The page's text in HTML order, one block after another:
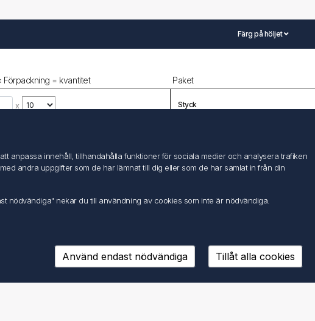
Färg på höljet
Förpackning = kvantitet Paket
x
Styck
per sida 1 - 1 från 1Produkter Sida 1 / 1
Följ oss
anpassa innehåll, tillhandahålla funktioner för sociala medier och analysera trafiken
andra uppgifter som de har lämnat till dig eller som de har samlat in från din
nödvändiga" nekar du till användning av cookies som inte är nödvändiga.
Använd endast nödvändiga Tillåt alla cookies